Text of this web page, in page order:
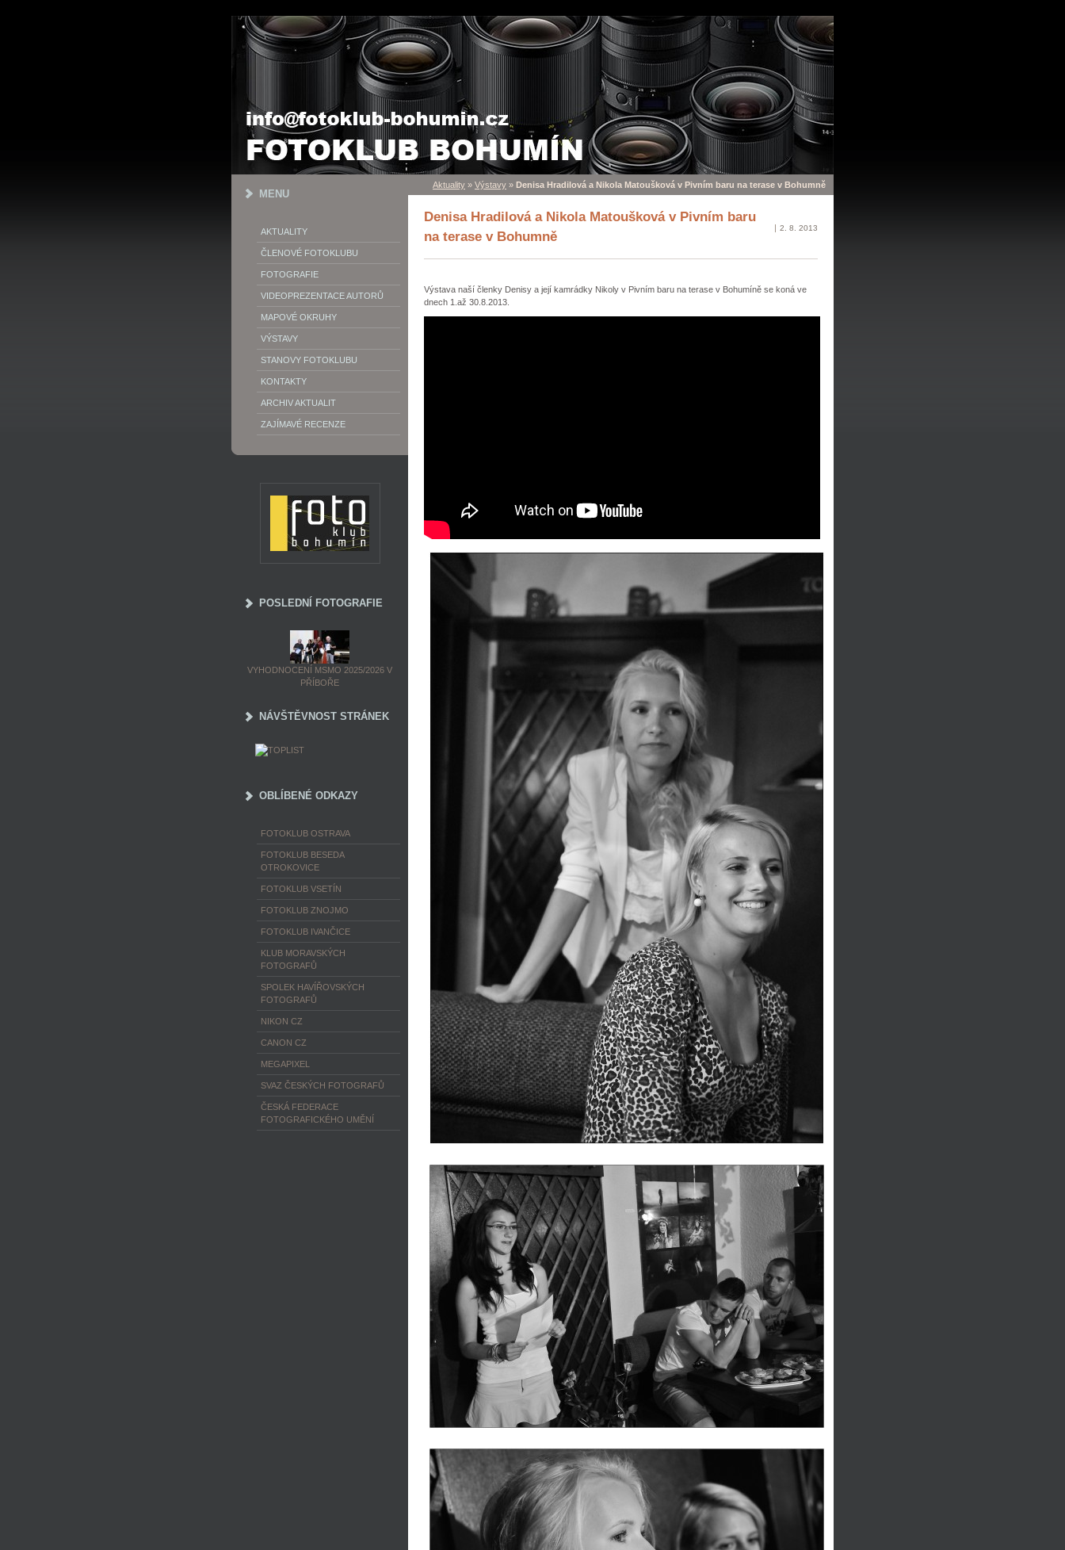
MENU
AKTUALITY
ČLENOVÉ FOTOKLUBU
FOTOGRAFIE
VIDEOPREZENTACE AUTORŮ
MAPOVÉ OKRUHY
VÝSTAVY
STANOVY FOTOKLUBU
KONTAKTY
ARCHIV AKTUALIT
ZAJÍMAVÉ RECENZE
POSLEDNÍ FOTOGRAFIE
VYHODNOCENÍ MSMO 2025/2026 V
PŘÍBOŘE
NÁVŠTĚVNOST STRÁNEK
OBLÍBENÉ ODKAZY
FOTOKLUB OSTRAVA
FOTOKLUB BESEDA
OTROKOVICE
FOTOKLUB VSETÍN
FOTOKLUB ZNOJMO
FOTOKLUB IVANČICE
KLUB MORAVSKÝCH
FOTOGRAFŮ
SPOLEK HAVÍŘOVSKÝCH
FOTOGRAFŮ
NIKON CZ
CANON CZ
MEGAPIXEL
SVAZ ČESKÝCH FOTOGRAFŮ
ČESKÁ FEDERACE
FOTOGRAFICKÉHO UMĚNÍ
Aktuality » Výstavy » Denisa Hradilová a Nikola Matoušková v Pivním baru na terase v Bohumně
Denisa Hradilová a Nikola Matoušková v Pivním baru
na terase v Bohumně
2. 8. 2013
Výstava naší členky Denisy a její kamrádky Nikoly v Pivním baru na terase v Bohumíně se koná ve
dnech 1.až 30.8.2013.